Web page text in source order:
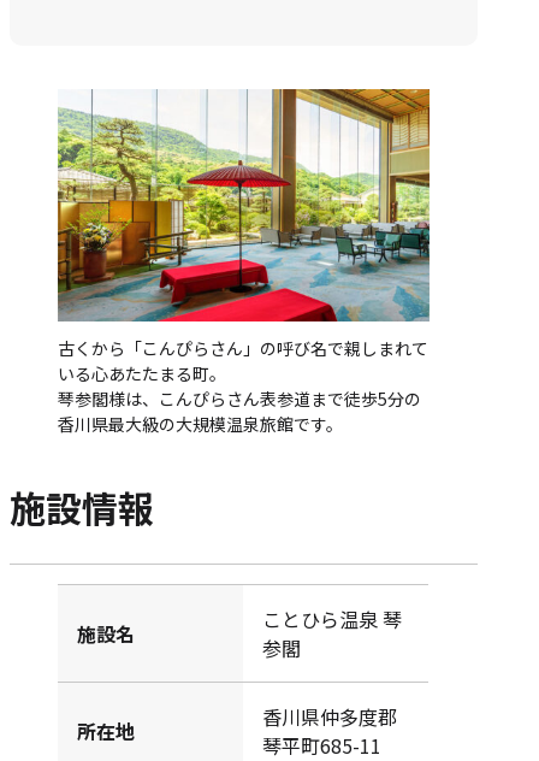
古くから「こんぴらさん」の呼び名で親しまれて
いる心あたたまる町。
琴参閣様は、こんぴらさん表参道まで徒歩5分の
香川県最大級の大規模温泉旅館です。
施設情報
施設名
ことひら温泉 琴
参閣
所在地
香川県仲多度郡
琴平町685-11